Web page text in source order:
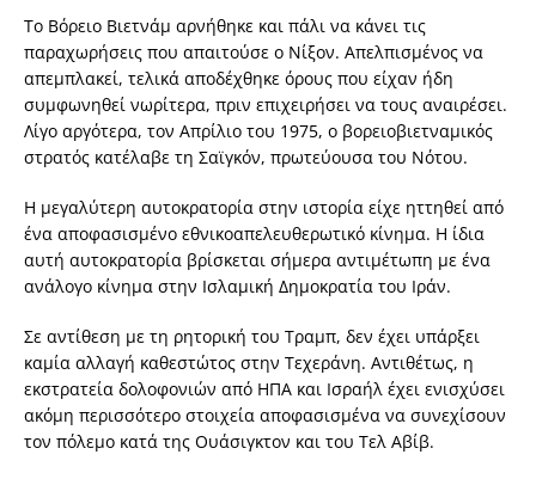
Το Βόρειο Βιετνάμ αρνήθηκε και πάλι να κάνει τις
παραχωρήσεις που απαιτούσε ο Νίξον. Απελπισμένος να
απεμπλακεί, τελικά αποδέχθηκε όρους που είχαν ήδη
συμφωνηθεί νωρίτερα, πριν επιχειρήσει να τους αναιρέσει.
Λίγο αργότερα, τον Απρίλιο του 1975, ο βορειοβιετναμικός
στρατός κατέλαβε τη Σαϊγκόν, πρωτεύουσα του Νότου.
Η μεγαλύτερη αυτοκρατορία στην ιστορία είχε ηττηθεί από
ένα αποφασισμένο εθνικοαπελευθερωτικό κίνημα. Η ίδια
αυτή αυτοκρατορία βρίσκεται σήμερα αντιμέτωπη με ένα
ανάλογο κίνημα στην Ισλαμική Δημοκρατία του Ιράν.
Σε αντίθεση με τη ρητορική του Τραμπ, δεν έχει υπάρξει
καμία αλλαγή καθεστώτος στην Τεχεράνη. Αντιθέτως, η
εκστρατεία δολοφονιών από ΗΠΑ και Ισραήλ έχει ενισχύσει
ακόμη περισσότερο στοιχεία αποφασισμένα να συνεχίσουν
τον πόλεμο κατά της Ουάσιγκτον και του Τελ Αβίβ.